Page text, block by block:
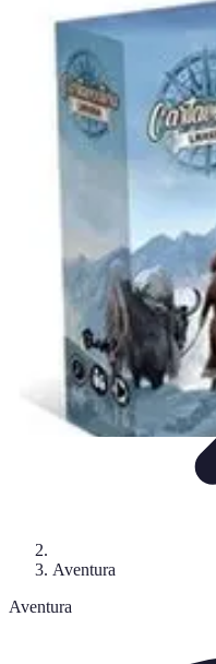
Viaja con Encanto
Planificación de Viajes
Viajes Sostenibles
Viaja con Encanto
Aventura
Aventura